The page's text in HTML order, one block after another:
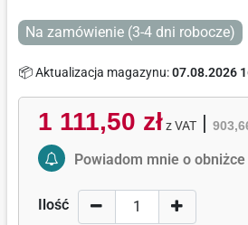
Na zamówienie (3-4 dni robocze)
📦 Aktualizacja magazynu:07.08.2026
1 111,50 zł z VAT|
Activate Price Alert
Powiadom mnie o
Ilość